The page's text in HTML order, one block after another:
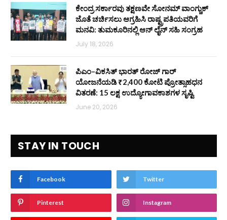
ಕೇಂದ್ರ ಸರ್ಕಾರವು ತಕ್ಷಣವೇ ಸೋನಮ್ ವಾಂಗ್ಚುಕ್
ಜೊತೆ ಚರ್ಚಿಸಲು ಆಗ್ರಹಿಸಿ ರಾಷ್ಟ್ರಪತಿಯವರಿಗೆ
ಮನವಿ: ತುಮಕೂರಿನಲ್ಲಿ ಆನ್‌ ಲೈನ್ ಸಹಿ ಸಂಗ್ರಹ
July 18, 2026
ಪಿಎಂ–ವಿಕಸಿತ್ ಭಾರತ್ ರೋಜ್‌ ಗಾರ್
ಯೋಜನೆಯಡಿ ₹2,400 ಕೋಟಿ ಪ್ರೋತ್ಸಾಹಧನ
ವಿತರಣೆ: 15 ಲಕ್ಷ ಉದ್ಯೋಗಾವಕಾಶಗಳ ಸೃಷ್ಟಿ
June 20, 2026
STAY IN TOUCH
Facebook Twitter
Pinterest Instagram